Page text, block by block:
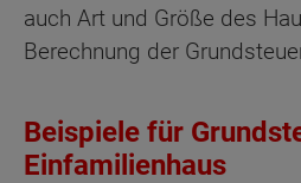
auch Art und Größe des
Berechnung der
Beispiele für
Einfamilienhaus